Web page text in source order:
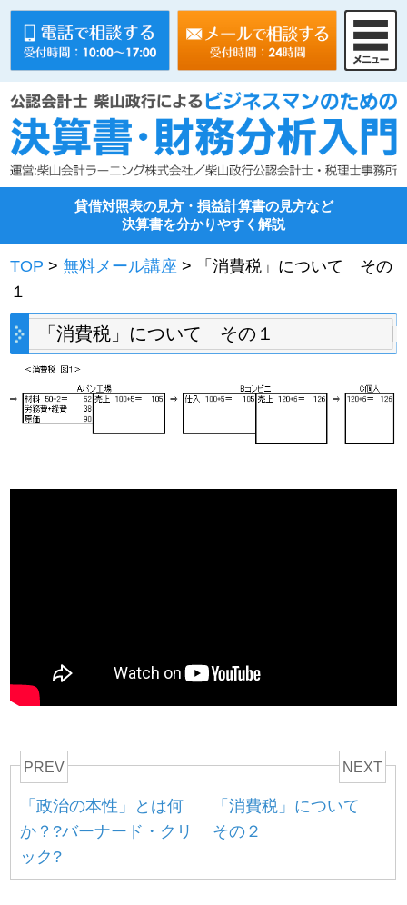
貸借対照表の見方・損益計算書の見方など
決算書を分かりやすく解説
TOP >無料メール講座 > 「消費税」について その
１
「消費税」について その１
PREV
「政治の本性」とは何
か？?バーナード・クリ
ック?
NEXT
「消費税」について
その２